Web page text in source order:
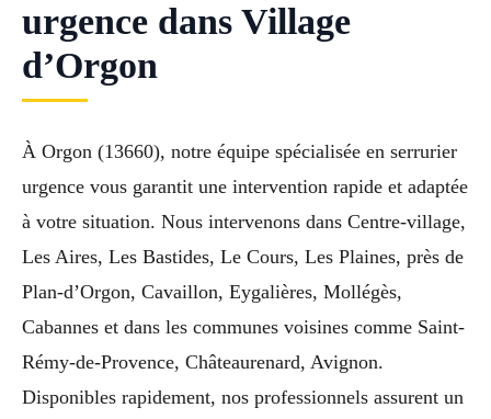
urgence dans Village
d’Orgon
À Orgon (13660), notre équipe spécialisée en serrurier
urgence vous garantit une intervention rapide et adaptée
à votre situation. Nous intervenons dans Centre-village,
Les Aires, Les Bastides, Le Cours, Les Plaines, près de
Plan-d’Orgon, Cavaillon, Eygalières, Mollégès,
Cabannes et dans les communes voisines comme Saint-
Rémy-de-Provence, Châteaurenard, Avignon.
Disponibles rapidement, nos professionnels assurent un